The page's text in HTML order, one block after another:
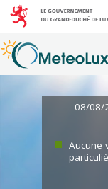
08/08/
Aucune